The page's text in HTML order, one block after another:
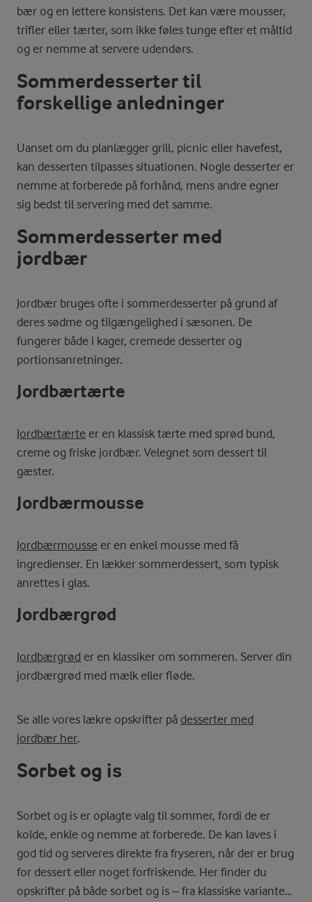
bær og en lettere konsistens. Det kan være mousser,
trifler eller tærter, som ikke føles tunge efter et måltid
og er nemme at servere udendørs.
Sommerdesserter til
forskellige anledninger
Uanset om du planlægger grill, picnic eller havefest,
kan desserten tilpasses situationen. Nogle desserter er
nemme at forberede på forhånd, mens andre egner
sig bedst til servering med det samme.
Sommerdesserter med
jordbær
Jordbær bruges ofte i sommerdesserter på grund af
deres sødme og tilgængelighed i sæsonen. De
fungerer både i kager, cremede desserter og
portionsanretninger.
Jordbærtærte
Jordbærtærte er en klassisk tærte med sprød bund,
creme og friske jordbær. Velegnet som dessert til
gæster.
Jordbærmousse
Jordbærmousse er en enkel mousse med få
ingredienser. En lækker sommerdessert, som typisk
anrettes i glas.
Jordbærgrød
Jordbærgrød er en klassiker om sommeren. Server din
jordbærgrød med mælk eller fløde.
Se alle vores lækre opskrifter på desserter med
jordbær her.
Sorbet og is
Sorbet og is er oplagte valg til sommer, fordi de er
kolde, enkle og nemme at forberede. De kan laves i
god tid og serveres direkte fra fryseren, når der er brug
for dessert eller noget forfriskende. Her finder du
opskrifter på både sorbet og is – fra klassiske varianter